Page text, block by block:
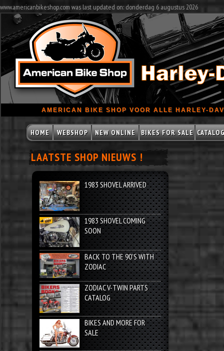
www.americanbikeshop.com was last updated on: donderdag 6 augustus 2026
AMERICAN BIKE SHOP VOOR ALLE HARLEY-
HOME WEBSHOP NEW ONLINE BIKES FOR SALE
LAATSTE SHOP NIEUWS !
1983 SHOVEL ARRIVED
1983 SHOVEL COMING
SOON
BACK TO THE 90’S WITH
ZODIAC
ZODIAC V-TWIN PARTS
CATALOG
BIKES AND MORE FOR
SALE